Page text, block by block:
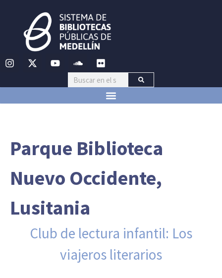
Parque Biblioteca
Nuevo Occidente,
Lusitania
Club de lectura infantil: Los
viajeros literarios